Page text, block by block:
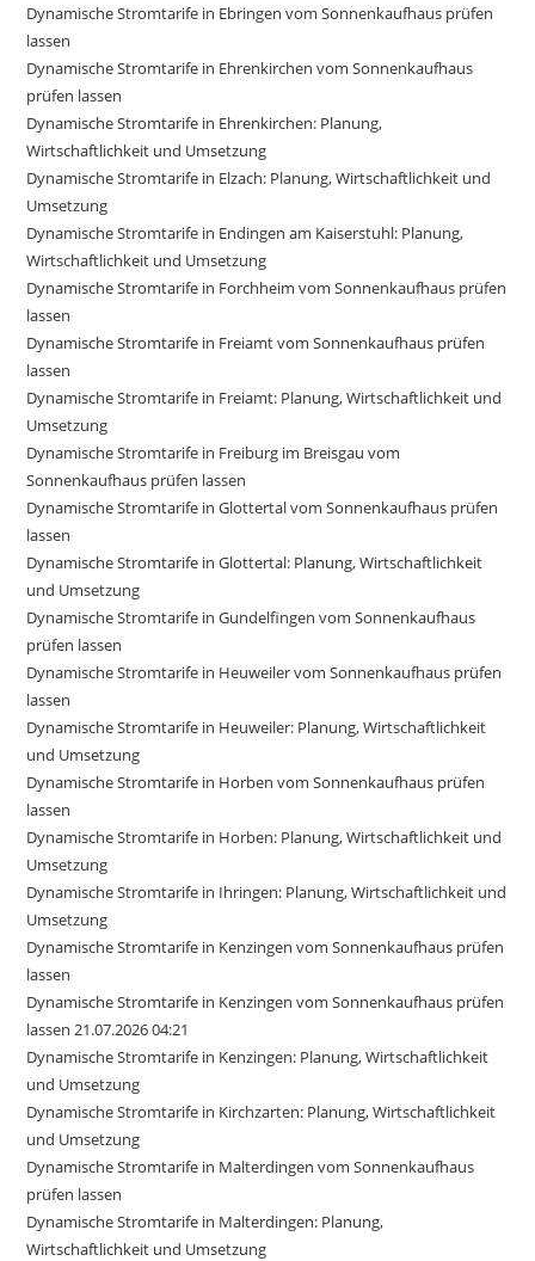
Dynamische Stromtarife in Ebringen vom Sonnenkaufhaus prüfen
lassen
Dynamische Stromtarife in Ehrenkirchen vom Sonnenkaufhaus
prüfen lassen
Dynamische Stromtarife in Ehrenkirchen: Planung,
Wirtschaftlichkeit und Umsetzung
Dynamische Stromtarife in Elzach: Planung, Wirtschaftlichkeit und
Umsetzung
Dynamische Stromtarife in Endingen am Kaiserstuhl: Planung,
Wirtschaftlichkeit und Umsetzung
Dynamische Stromtarife in Forchheim vom Sonnenkaufhaus prüfen
lassen
Dynamische Stromtarife in Freiamt vom Sonnenkaufhaus prüfen
lassen
Dynamische Stromtarife in Freiamt: Planung, Wirtschaftlichkeit und
Umsetzung
Dynamische Stromtarife in Freiburg im Breisgau vom
Sonnenkaufhaus prüfen lassen
Dynamische Stromtarife in Glottertal vom Sonnenkaufhaus prüfen
lassen
Dynamische Stromtarife in Glottertal: Planung, Wirtschaftlichkeit
und Umsetzung
Dynamische Stromtarife in Gundelfingen vom Sonnenkaufhaus
prüfen lassen
Dynamische Stromtarife in Heuweiler vom Sonnenkaufhaus prüfen
lassen
Dynamische Stromtarife in Heuweiler: Planung, Wirtschaftlichkeit
und Umsetzung
Dynamische Stromtarife in Horben vom Sonnenkaufhaus prüfen
lassen
Dynamische Stromtarife in Horben: Planung, Wirtschaftlichkeit und
Umsetzung
Dynamische Stromtarife in Ihringen: Planung, Wirtschaftlichkeit und
Umsetzung
Dynamische Stromtarife in Kenzingen vom Sonnenkaufhaus prüfen
lassen
Dynamische Stromtarife in Kenzingen vom Sonnenkaufhaus prüfen
lassen 21.07.2026 04:21
Dynamische Stromtarife in Kenzingen: Planung, Wirtschaftlichkeit
und Umsetzung
Dynamische Stromtarife in Kirchzarten: Planung, Wirtschaftlichkeit
und Umsetzung
Dynamische Stromtarife in Malterdingen vom Sonnenkaufhaus
prüfen lassen
Dynamische Stromtarife in Malterdingen: Planung,
Wirtschaftlichkeit und Umsetzung